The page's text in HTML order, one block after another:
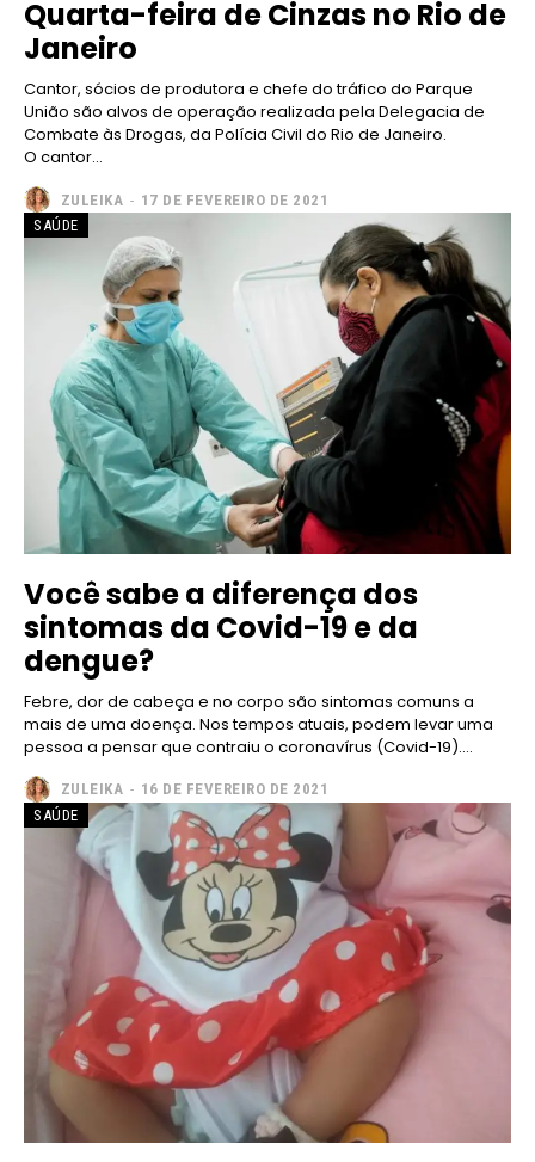
Free
Included for free:
Etiam est nibh, lobortis sit
Praesent euismod ac
Ut mollis pellentesque tortor
Nullam eu erat condimentum
Donec quis est ac felis
Orci varius natoque dolor
Full member access:
Etiam est nibh, lobortis sit
Praesent euismod ac
Ut mollis pellentesque tortor
Donec quis est ac felis
Orci varius natoque dolor
Quarta-feira de Cinzas no Rio de
Janeiro
Cantor, sócios de produtora e chefe do tráfico do Parque
União são alvos de operação realizada pela Delegacia de
Combate às Drogas, da Polícia Civil do Rio de Janeiro.
O cantor...
ZULEIKA - 17 DE FEVEREIRO DE 2021
SAÚDE
Você sabe a diferença dos
sintomas da Covid-19 e da
dengue?
Febre, dor de cabeça e no corpo são sintomas comuns a
mais de uma doença. Nos tempos atuais, podem levar uma
pessoa a pensar que contraiu o coronavírus (Covid-19)....
ZULEIKA - 16 DE FEVEREIRO DE 2021
SAÚDE